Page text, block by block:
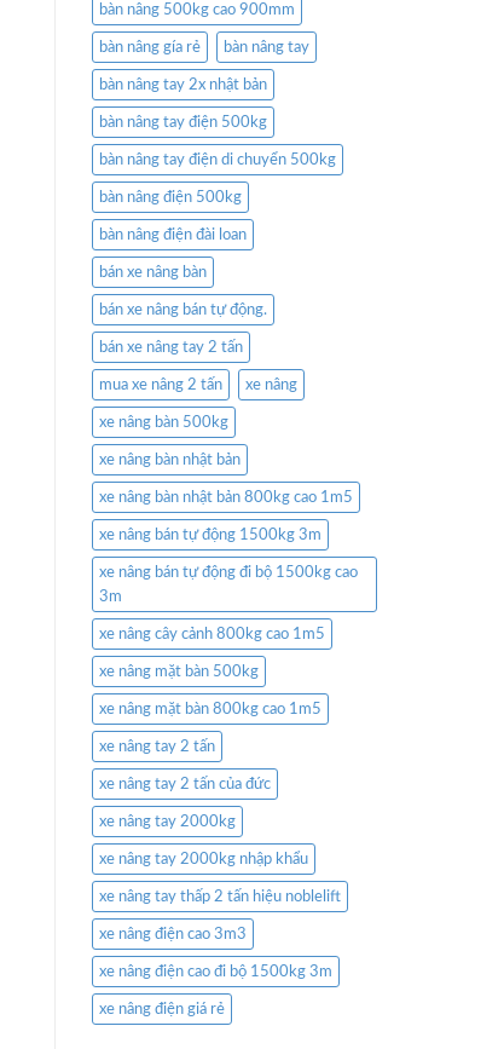
bàn nâng 500kg cao 900mm
bàn nâng gía rẻ bàn nâng tay
bàn nâng tay 2x nhật bản
bàn nâng tay điện 500kg
bàn nâng tay điện di chuyển 500kg
bàn nâng điện 500kg
bàn nâng điện đài loan
bán xe nâng bàn
bán xe nâng bán tự động.
bán xe nâng tay 2 tấn
mua xe nâng 2 tấn xe nâng
xe nâng bàn 500kg
xe nâng bàn nhật bản
xe nâng bàn nhật bản 800kg cao 1m5
xe nâng bán tự động 1500kg 3m
xe nâng bán tự động đi bộ 1500kg cao
3m
xe nâng cây cảnh 800kg cao 1m5
xe nâng mặt bàn 500kg
xe nâng mặt bàn 800kg cao 1m5
xe nâng tay 2 tấn
xe nâng tay 2 tấn của đức
xe nâng tay 2000kg
xe nâng tay 2000kg nhập khẩu
xe nâng tay thấp 2 tấn hiệu noblelift
xe nâng điện cao 3m3
xe nâng điện cao đi bộ 1500kg 3m
xe nâng điện giá rẻ